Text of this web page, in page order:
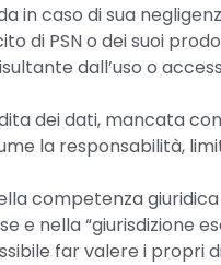
in caso di sua
di PSN o dei suoi
dall’uso o
dei dati, mancata
la responsabilità,
competenza
e nella “giurisdizione
far valere i propri